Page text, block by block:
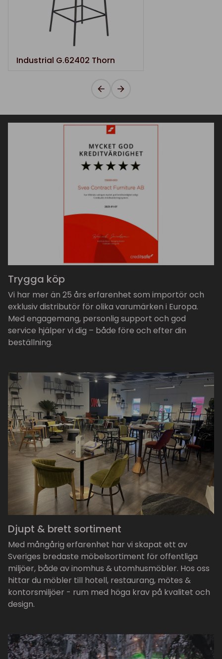
Industrial G.62402 Thorn
Trygga köp
Vi har mer än 25 års erfarenhet som importör och
exklusiv distributör för olika varumärken i Europa.
Med engagemang, personlig support och god
service hjälper vi dig – både före och efter din
beställning.
Djupt & brett sortiment
Med mångårig erfarenhet har vi skapat ett av
Sveriges bredaste möbelsortiment för offentliga
miljöer, både av inomhus & utomhusmöbler. Hos oss
hittar du möbler till hotell, restaurang, mötes &
kontorsmiljöer - rum med höga krav på kvalitet och
design.